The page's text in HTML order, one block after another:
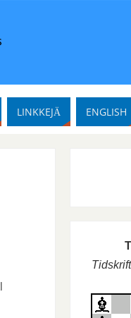
LINKKEJÄ ENGLISH